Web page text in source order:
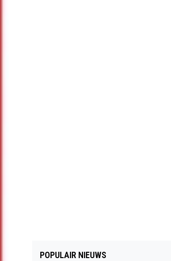
POPULAIR NIEUWS